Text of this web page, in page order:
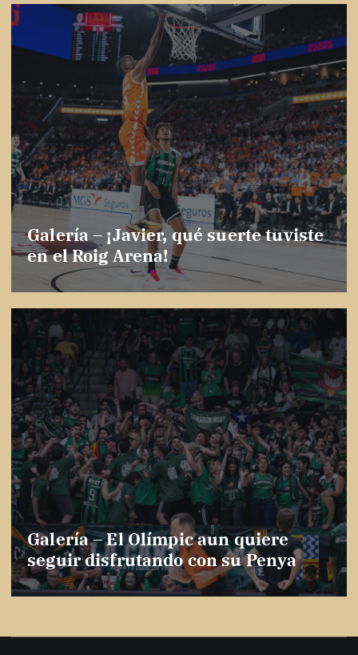
Galería – ¡Javier, qué suerte tuviste
en el Roig Arena!
Galería – El Olímpic aun quiere
seguir disfrutando con su Penya